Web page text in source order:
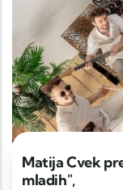
Matija Cvek
mladih",